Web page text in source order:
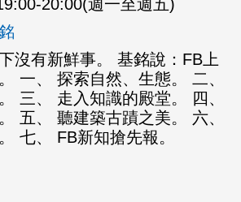
20:00(週一至週五)
沒有新鮮事。 基銘說：FB上
一、 探索自然、生態。 二、
三、 走入知識的殿堂。 四、
五、 聽建築古蹟之美。 六、
七、 FB新知搶先報。